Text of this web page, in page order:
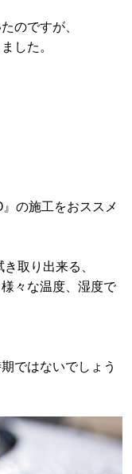
のですが、
した。
の施工をおススメ
取り出来る、
々な温度、湿度で
ではないでしょう